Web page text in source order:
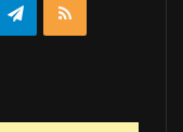
Telegram
RSS